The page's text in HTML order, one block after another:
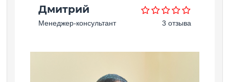
Дмитрий
Менеджер-консультант 3 отзыва